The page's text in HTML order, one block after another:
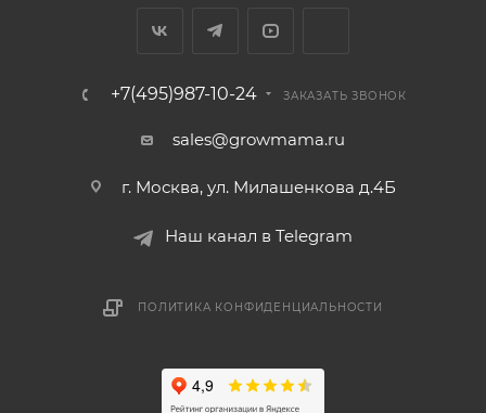
+7(495)987-10-24 ЗАКАЗАТЬ ЗВОНОК
sales@growmama.ru
г. Москва, ул. Милашенкова д.4Б
Наш канал в Telegram
ПОЛИТИКА КОНФИДЕНЦИАЛЬНОСТИ